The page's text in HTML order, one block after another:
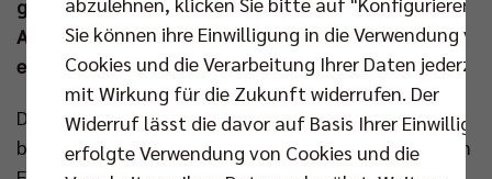
gegen Friedrichshafen. Am nächsten Sonntag (27.
Apr um 16.00 Uhr) wird die Serie im Volleyballtempel
eröffnet:www.br-volleys.de/tickets
DAS deutsche Duell dieser Saison bekommt nach
bisher fünf Begegnungen noch bis zu fünf weitere im
Sie können ihre Einwilligung in die Verwendung
Cookies und die Verarbeitung Ihrer Daten
mit Wirkung für die Zukunft widerrufen. Der
Widerruf lässt die davor auf Basis Ihrer
erfolgte Verwendung von Cookies und die